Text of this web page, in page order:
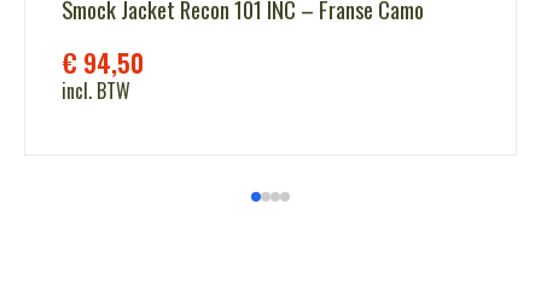
Smock Jacket Recon 101 INC – Franse Camo
€ 94,50
incl. BTW